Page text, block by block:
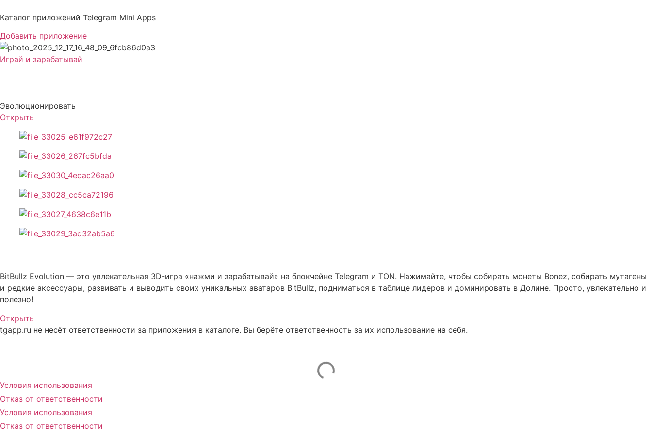
к
Каталог приложений Telegram Mini Apps
Добавить приложение
Играй и зарабатывай
Эволюционировать
Открыть
BitBullz Evolution — это увлекательная 3D-игра «нажми и зарабатывай» на блокчейне Telegram и TON. Нажимайте, чтобы собирать монеты Bonez, собирать мутагены
и редкие аксессуары, развивать и выводить своих уникальных аватаров BitBullz, подниматься в таблице лидеров и доминировать в Долине. Просто, увлекательно и
полезно!
Открыть
tgapp.ru не несёт ответственности за приложения в каталоге. Вы берёте ответственность за их использование на себя.
Условия использования
Отказ от ответственности
Условия использования
Отказ от ответственности